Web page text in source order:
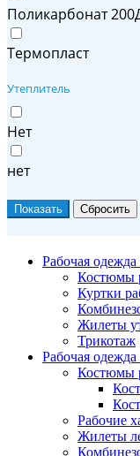
Поликарбонат
Термопласт
Утеплитель
Нет
нет
Рабочая
Костюмы
Куртки
Жилеты
Трикотаж
Рабочая одежда
Костюмы
Рабочие
Жилеты